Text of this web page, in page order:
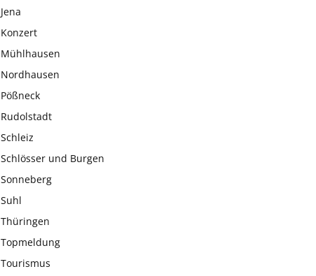
Jena
Konzert
Mühlhausen
Nordhausen
Pößneck
Rudolstadt
Schleiz
Schlösser und Burgen
Sonneberg
Suhl
Thüringen
Topmeldung
Tourismus